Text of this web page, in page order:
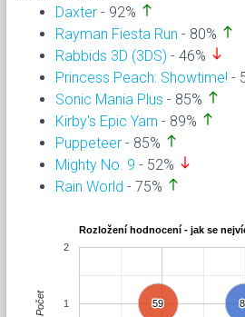
Daxter - 92% north
Rayman Fiesta Run - 80% north
Rabbids 3D (3DS) - 46% south
Princess Peach: Showtime! -
Sonic Mania Plus - 85% north
Kirby's Epic Yarn - 89% north
Puppeteer - 85% north
Mighty No. 9 - 52% south
Rain World - 75% north
Rozložení hodnocení - jak se
59
59
1
2
Počet